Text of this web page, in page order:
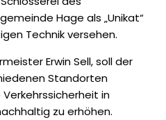
Hage als „Unikat“
Technik versehen.
Erwin Sell, soll der
Standorten
in
zu erhöhen.